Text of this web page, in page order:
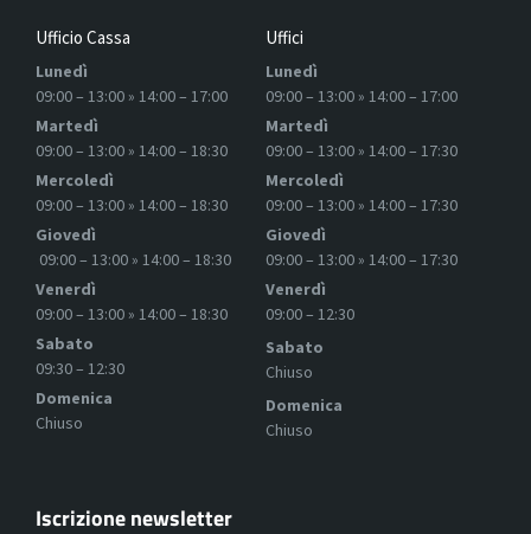
Ufficio Cassa
Lunedì
09:00 – 13:00 » 14:00 – 17:00
Martedì
09:00 – 13:00 » 14:00 – 18:30
Mercoledì
09:00 – 13:00 » 14:00 – 18:30
Giovedì
09:00 – 13:00 » 14:00 – 18:30
Venerdì
09:00 – 13:00 » 14:00 – 18:30
Sabato
09:30 – 12:30
Domenica
Chiuso
Uffici
Lunedì
09:00 – 13:00 » 14:00 – 17:00
Martedì
09:00 – 13:00 » 14:00 – 17:30
Mercoledì
09:00 – 13:00 » 14:00 – 17:30
Giovedì
09:00 – 13:00 » 14:00 – 17:30
Venerdì
09:00 – 12:30
Sabato
Chiuso
Domenica
Chiuso
Iscrizione newsletter